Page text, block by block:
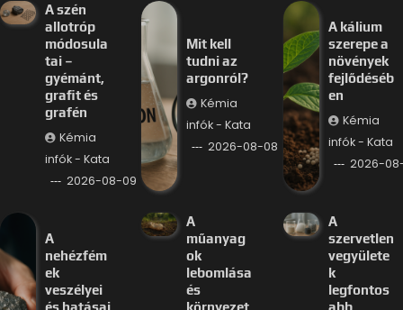
A szén
allotróp
módosula
tai –
gyémánt,
grafit és
grafén
Kémia
infók - Kata
2026-08-09
Mit kell
tudni az
argonról?
Kémia
infók - Kata
2026-08-08
A kálium
szerepe a
növények
fejlődéséb
en
Kémia
infók - Kata
2026-
A
nehézfém
ek
veszélyei
és hatásai
A
műanyag
ok
lebomlása
és
környezet
A
szervetlen
vegyülete
k
legfontos
abb